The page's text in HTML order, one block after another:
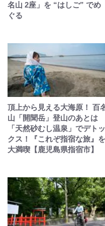
名山 2座」を “はしご” でめ
ぐる
頂上から見える大海原！ 百
山「開聞岳」登山のあとは
「天然砂むし温泉」でデトッ
クス！『これぞ指宿な旅』を
大満喫【鹿児島県指宿市】